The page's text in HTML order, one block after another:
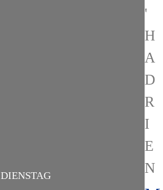
DIENSTAG
'
H
A
D
R
I
E
N